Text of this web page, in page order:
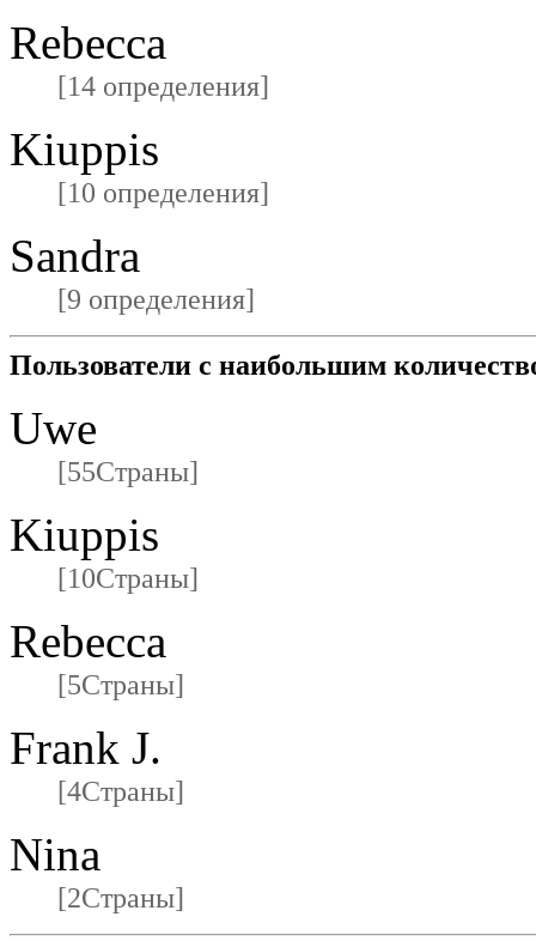
Rebecca
[14 определения]
Kiuppis
[10 определения]
Sandra
[9 определения]
Пользователи с наибольшим
Uwe
[55Страны]
Kiuppis
[10Страны]
Rebecca
[5Страны]
Frank J.
[4Страны]
Nina
[2Страны]